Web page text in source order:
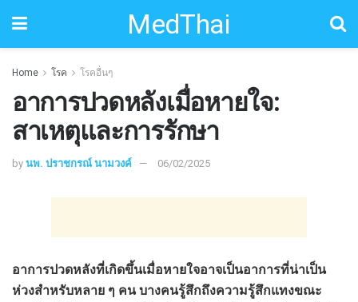
MedThai
Home โรค โรคอื่นๆ
อาการปวดหลังเมื่อหายใจ:
สาเหตุและการรักษา
by นพ. ปราชกรณ์ นามวงค์ 06/02/2025
อาการปวดหลังที่เกิดขึ้นเมื่อหายใจอาจเป็นอาการที่น่าเป็น
ห่วงสำหรับหลาย ๆ คน บางคนรู้สึกถึงความรู้สึกแทงขณะ